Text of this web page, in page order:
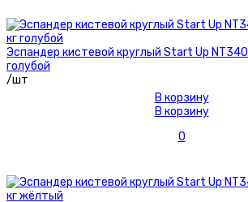
Эспандер кистевой круглый Start Up
голубой
/шт
В корзину
В корзину
0